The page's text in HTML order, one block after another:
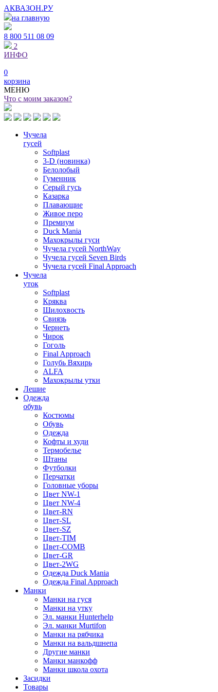
АКВАЗОН.РУ
на главную
8 800 511 08 09
2
ИНФО
0
корзина
МЕНЮ
Что с моим заказом?
Чучела
гусей
Softplast
3-D (новинка)
Белолобый
Гуменник
Серый гусь
Казарка
Плавающие
Живое перо
Премиум
Duck Mania
Махокрылы гуси
Чучела гусей NorthWay
Чучела гусей Seven Birds
Чучела гусей Final Approach
Чучела
уток
Softplast
Кряква
Шилохвость
Свиязь
Чернеть
Чирок
Гоголь
Final Approach
Голубь Вяхирь
ALFA
Махокрылы утки
Лешие
Одежда
обувь
Костюмы
Обувь
Одежда
Кофты и худи
Термобелье
Штаны
Футболки
Перчатки
Головные уборы
Цвет NW-1
Цвет NW-4
Цвет-RN
Цвет-SL
Цвет-SZ
Цвет-TIM
Цвет-COMB
Цвет-GR
Цвет-2WG
Одежда Duck Mania
Одежда Final Approach
Манки
Манки на гуся
Манки на утку
Эл. манки Hunterhelp
Эл. манки Murtifon
Манки на рябчика
Манки на вальдшнепа
Другие манки
Манки манкофф
Манки школа охота
Засидки
Товары